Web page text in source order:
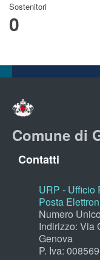
Sostenitori
0
Comune di
Contatti
URP - Ufficio
Posta
Numero
Indirizzo: Via
Genova
P. Iva: